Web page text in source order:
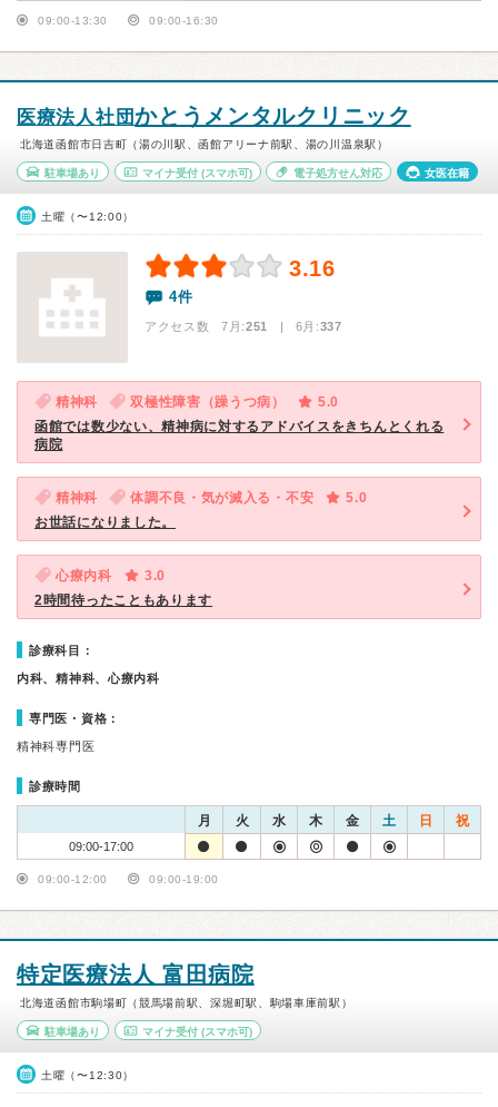
09:00-13:30 09:00-16:30
医療法人社団かとうメンタルクリニック
北海道函館市日吉町（湯の川駅、函館アリーナ前駅、湯の川温泉駅）
駐車場あり マイナ受付(スマホ可) 電子処方せん対応 女医在籍
土曜（〜12:00）
3.16
4件
アクセス数 7月:251 | 6月:337
精神科 双極性障害（躁うつ病）
5.0
函館では数少ない、精神病に対するアドバイスをきちんとくれる
病院
精神科 体調不良・気が滅入る・不安
5.0
お世話になりました。
心療内科
3.0
2時間待ったこともあります
診療科目：
内科、精神科、心療内科
専門医・資格：
精神科専門医
診療時間
月 火 水 木 金 土 日 祝
09:00-17:00
09:00-12:00 09:00-19:00
特定医療法人 富田病院
北海道函館市駒場町（競馬場前駅、深堀町駅、駒場車庫前駅）
駐車場あり マイナ受付(スマホ可)
土曜（〜12:30）